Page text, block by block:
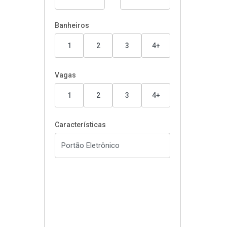
Banheiros
1 2 3 4+
Vagas
1 2 3 4+
Características